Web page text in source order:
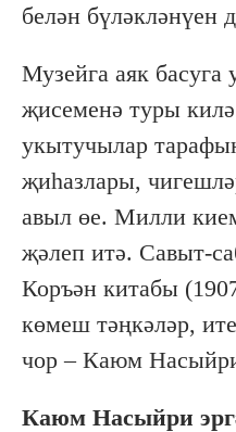
белән бүләкләнүен
Музейга аяк
җисеменә туры
укытучылар
җиһазлары,
авыл өе. Милли
җәлеп итә. Савыт-
Коръән китабы
көмеш тәңкәләр,
чор – Каюм
Каюм Насыйри